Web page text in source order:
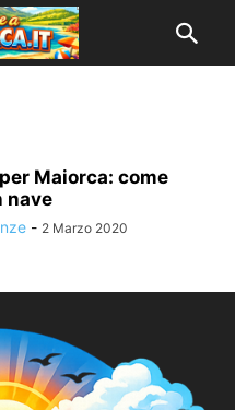
Maiorca: come
nave
- 2 Marzo 2020